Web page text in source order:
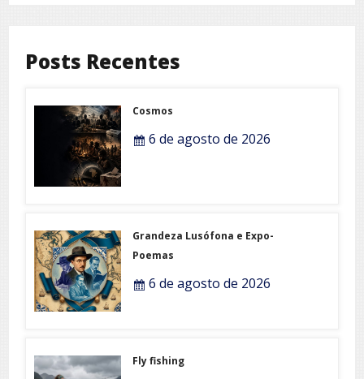
Posts Recentes
Cosmos
6 de agosto de 2026
Grandeza Lusófona e Expo-
Poemas
6 de agosto de 2026
Fly fishing